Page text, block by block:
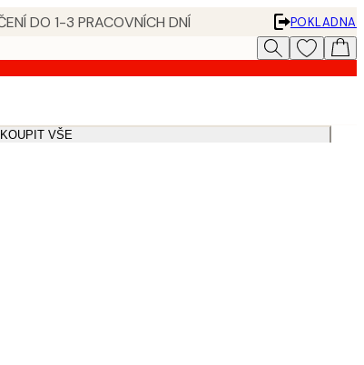
DO 1-3 PRACOVNÍCH DNÍ
POKLADNA
KOUPIT VŠE